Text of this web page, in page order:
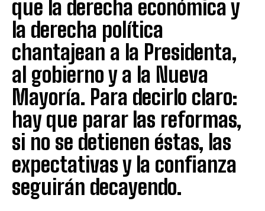
que la derecha económica y
la derecha política
chantajean a la Presidenta,
al gobierno y a la Nueva
Mayoría. Para decirlo claro:
hay que parar las reformas,
si no se detienen éstas, las
expectativas y la confianza
seguirán decayendo.